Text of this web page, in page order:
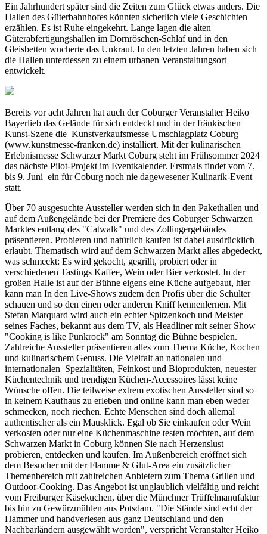
Ein Jahrhundert später sind die Zeiten zum Glück etwas anders. Die
Hallen des Güterbahnhofes könnten sicherlich viele Geschichten
erzählen. Es ist Ruhe eingekehrt. Lange lagen die alten
Güterabfertigungshallen im Dornröschen-Schlaf und in den
Gleisbetten wucherte das Unkraut. In den letzten Jahren haben sich
die Hallen unterdessen zu einem urbanen Veranstaltungsort
entwickelt.
Bereits vor acht Jahren hat auch der Coburger Veranstalter Heiko
Bayerlieb das Gelände für sich entdeckt und in der fränkischen
Kunst-Szene die Kunstverkaufsmesse Umschlagplatz Coburg
(www.kunstmesse-franken.de) installiert. Mit der kulinarischen
Erlebnismesse Schwarzer Markt Coburg steht im Frühsommer 2024
das nächste Pilot-Projekt im Eventkalender. Erstmals findet vom 7.
bis 9. Juni ein für Coburg noch nie dagewesener Kulinarik-Event
statt.
Über 70 ausgesuchte Aussteller werden sich in den Pakethallen und
auf dem Außengelände bei der Premiere des Coburger Schwarzen
Marktes entlang des "Catwalk" und des Zollingergebäudes
präsentieren. Probieren und natürlich kaufen ist dabei ausdrücklich
erlaubt. Thematisch wird auf dem Schwarzen Markt alles abgedeckt,
was schmeckt: Es wird gekocht, gegrillt, probiert oder in
verschiedenen Tastings Kaffee, Wein oder Bier verkostet. In der
großen Halle ist auf der Bühne eigens eine Küche aufgebaut, hier
kann man In den Live-Shows zudem den Profis über die Schulter
schauen und so den einen oder anderen Kniff kennenlernen. Mit
Stefan Marquard wird auch ein echter Spitzenkoch und Meister
seines Faches, bekannt aus dem TV, als Headliner mit seiner Show
"Cooking is like Punkrock" am Sonntag die Bühne bespielen.
Zahlreiche Aussteller präsentieren alles zum Thema Küche, Kochen
und kulinarischem Genuss. Die Vielfalt an nationalen und
internationalen Spezialitäten, Feinkost und Bioprodukten, neuester
Küchentechnik und trendigen Küchen-Accessoires lässt keine
Wünsche offen. Die teilweise extrem exotischen Aussteller sind so
in keinem Kaufhaus zu erleben und online kann man eben weder
schmecken, noch riechen. Echte Menschen sind doch allemal
authentischer als ein Mausklick. Egal ob Sie einkaufen oder Wein
verkosten oder nur eine Küchenmaschine testen möchten, auf dem
Schwarzen Markt in Coburg können Sie nach Herzenslust
probieren, entdecken und kaufen. Im Außenbereich eröffnet sich
dem Besucher mit der Flamme & Glut-Area ein zusätzlicher
Themenbereich mit zahlreichen Anbietern zum Thema Grillen und
Outdoor-Cooking. Das Angebot ist unglaublich vielfältig und reicht
vom Freiburger Käsekuchen, über die Münchner Trüffelmanufaktur
bis hin zu Gewürzmühlen aus Potsdam. "Die Stände sind echt der
Hammer und handverlesen aus ganz Deutschland und den
Nachbarländern ausgewählt worden", verspricht Veranstalter Heiko